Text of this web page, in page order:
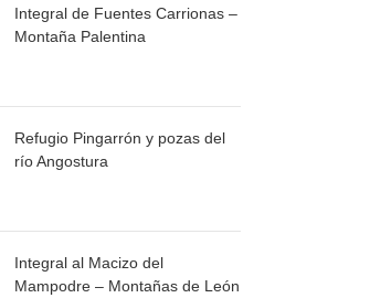
Integral de Fuentes Carrionas –
Montaña Palentina
Refugio Pingarrón y pozas del
río Angostura
Integral al Macizo del
Mampodre – Montañas de León